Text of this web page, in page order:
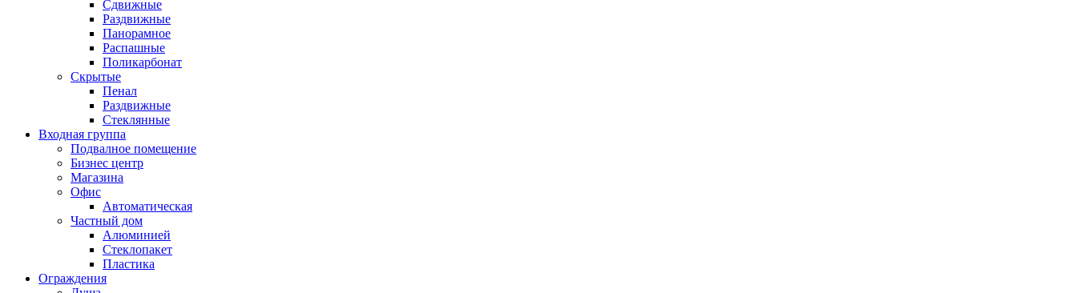
Сдвижные
Раздвижные
Панорамное
Распашные
Поликарбонат
Скрытые
Пенал
Раздвижные
Стеклянные
Входная группа
Подвалное помещение
Бизнес центр
Магазина
Офис
Автоматическая
Частный дом
Алюминией
Стеклопакет
Пластика
Ограждения